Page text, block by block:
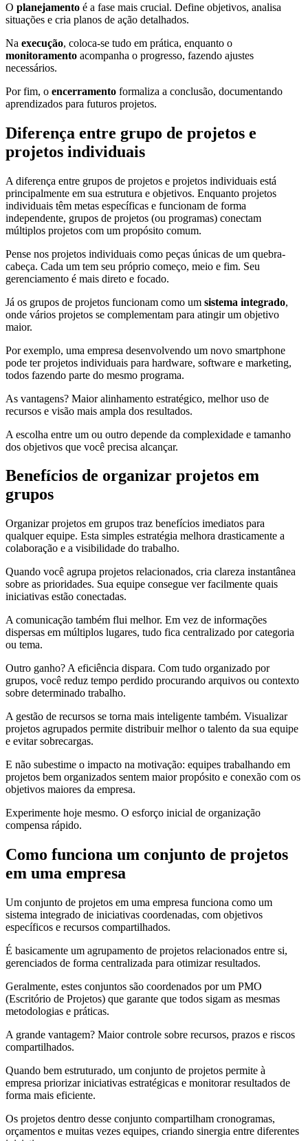
O planejamento é a fase mais crucial. Define objetivos, analisa
situações e cria planos de ação detalhados.
Na execução, coloca-se tudo em prática, enquanto o
monitoramento acompanha o progresso, fazendo ajustes
necessários.
Por fim, o encerramento formaliza a conclusão, documentando
aprendizados para futuros projetos.
Diferença entre grupo de projetos e
projetos individuais
A diferença entre grupos de projetos e projetos individuais está
principalmente em sua estrutura e objetivos. Enquanto projetos
individuais têm metas específicas e funcionam de forma
independente, grupos de projetos (ou programas) conectam
múltiplos projetos com um propósito comum.
Pense nos projetos individuais como peças únicas de um quebra-
cabeça. Cada um tem seu próprio começo, meio e fim. Seu
gerenciamento é mais direto e focado.
Já os grupos de projetos funcionam como um sistema integrado,
onde vários projetos se complementam para atingir um objetivo
maior.
Por exemplo, uma empresa desenvolvendo um novo smartphone
pode ter projetos individuais para hardware, software e marketing,
todos fazendo parte do mesmo programa.
As vantagens? Maior alinhamento estratégico, melhor uso de
recursos e visão mais ampla dos resultados.
A escolha entre um ou outro depende da complexidade e tamanho
dos objetivos que você precisa alcançar.
Benefícios de organizar projetos em
grupos
Organizar projetos em grupos traz benefícios imediatos para
qualquer equipe. Esta simples estratégia melhora drasticamente a
colaboração e a visibilidade do trabalho.
Quando você agrupa projetos relacionados, cria clareza instantânea
sobre as prioridades. Sua equipe consegue ver facilmente quais
iniciativas estão conectadas.
A comunicação também flui melhor. Em vez de informações
dispersas em múltiplos lugares, tudo fica centralizado por categoria
ou tema.
Outro ganho? A eficiência dispara. Com tudo organizado por
grupos, você reduz tempo perdido procurando arquivos ou contexto
sobre determinado trabalho.
A gestão de recursos se torna mais inteligente também. Visualizar
projetos agrupados permite distribuir melhor o talento da sua equipe
e evitar sobrecargas.
E não subestime o impacto na motivação: equipes trabalhando em
projetos bem organizados sentem maior propósito e conexão com os
objetivos maiores da empresa.
Experimente hoje mesmo. O esforço inicial de organização
compensa rápido.
Como funciona um conjunto de projetos
em uma empresa
Um conjunto de projetos em uma empresa funciona como um
sistema integrado de iniciativas coordenadas, com objetivos
específicos e recursos compartilhados.
É basicamente um agrupamento de projetos relacionados entre si,
gerenciados de forma centralizada para otimizar resultados.
Geralmente, estes conjuntos são coordenados por um PMO
(Escritório de Projetos) que garante que todos sigam as mesmas
metodologias e práticas.
A grande vantagem? Maior controle sobre recursos, prazos e riscos
compartilhados.
Quando bem estruturado, um conjunto de projetos permite à
empresa priorizar iniciativas estratégicas e monitorar resultados de
forma mais eficiente.
Os projetos dentro desse conjunto compartilham cronogramas,
orçamentos e muitas vezes equipes, criando sinergia entre diferentes